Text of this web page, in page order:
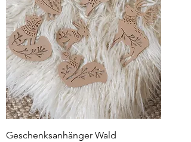
Geschenksanhänger Wald